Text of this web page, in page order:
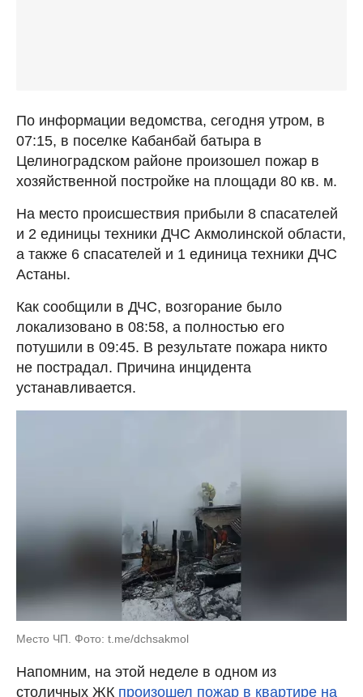
По информации ведомства, сегодня утром, в
07:15, в поселке Кабанбай батыра в
Целиноградском районе произошел пожар в
хозяйственной постройке на площади 80 кв. м.
На место происшествия прибыли 8 спасателей
и 2 единицы техники ДЧС Акмолинской области,
а также 6 спасателей и 1 единица техники ДЧС
Астаны.
Как сообщили в ДЧС, возгорание было
локализовано в 08:58, а полностью его
потушили в 09:45. В результате пожара никто
не пострадал. Причина инцидента
устанавливается.
Место ЧП. Фото: t.me/dchsakmol
Напомним, на этой неделе в одном из
столичных ЖК произошел пожар в квартире на